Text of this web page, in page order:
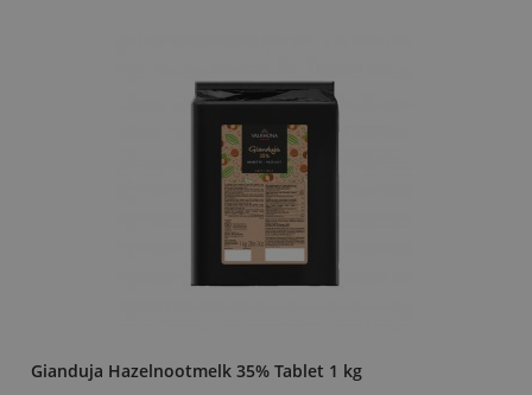
Gianduja Hazelnootmelk 35% Tablet 1 kg